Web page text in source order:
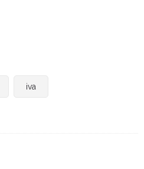
iva